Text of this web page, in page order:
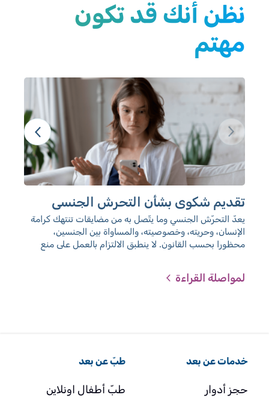
نظن أنك قد تكون
مهتم
تقديم شكوى بشأن التحرش الجنسي
يعدّ التحرّش الجنسي وما يتّصل به من مضايقات تنتهك كرامة
الإنسان، وحريته، وخصوصيته، والمساواة بين الجنسين،
محظورا بحسب القانون. لا ينطبق الالتزام بالعمل على منع
لمواصلة القراءة
خدمات عن بعد
حجز أدوار
طبّ عن بعد
طبّ أطفال اونلاين